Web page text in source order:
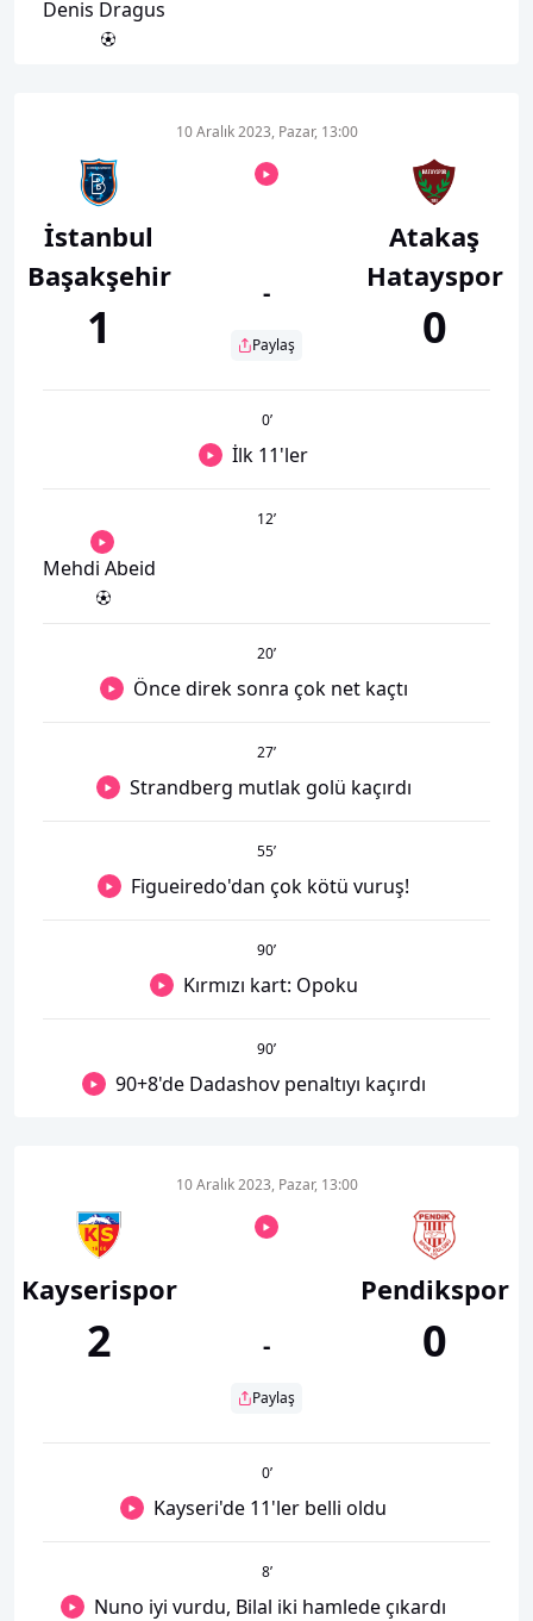
Denis Dragus
İstanbul
Başakşehir
1
10 Aralık 2023, Pazar, 13:00
-
Paylaş
Atakaş
Hatayspor
0
0’
İlk 11'ler
12’
Mehdi Abeid
20’
Önce direk sonra çok net kaçtı
27’
Strandberg mutlak golü kaçırdı
55’
Figueiredo'dan çok kötü vuruş!
90’
Kırmızı kart: Opoku
90’
90+8'de Dadashov penaltıyı kaçırdı
Kayserispor
2
10 Aralık 2023, Pazar, 13:00
-
Paylaş
Pendikspor
0
0’
Kayseri'de 11'ler belli oldu
8’
Nuno iyi vurdu, Bilal iki hamlede çıkardı